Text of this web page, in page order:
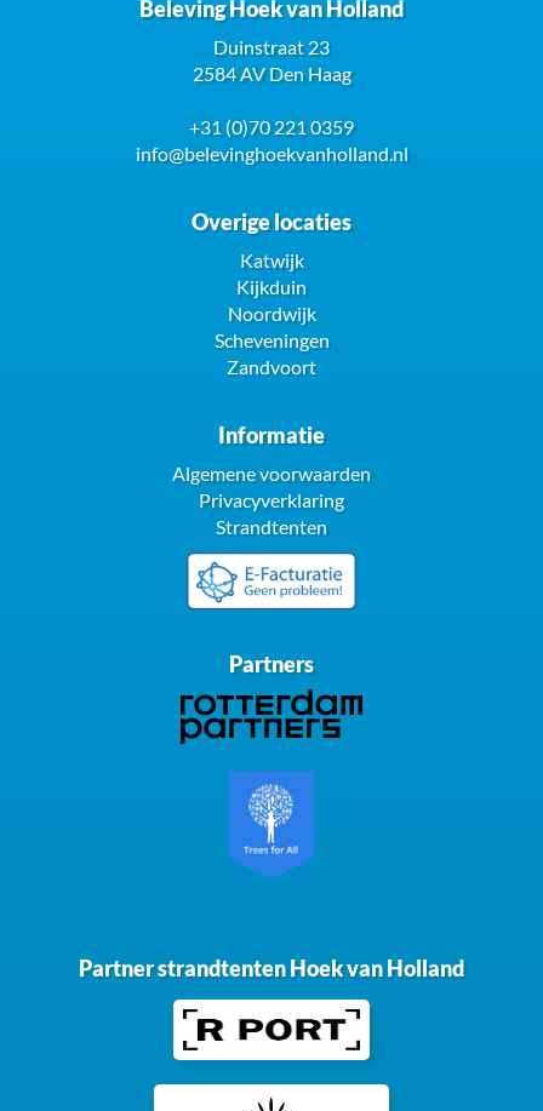
Beleving Hoek van Holland
Duinstraat 23
2584 AV Den Haag
+31 (0)70 221 0359
info@belevinghoekvanholland.nl
Overige locaties
Katwijk
Kijkduin
Noordwijk
Scheveningen
Zandvoort
Informatie
Algemene voorwaarden
Privacyverklaring
Strandtenten
Partners
Partner strandtenten Hoek van Holland